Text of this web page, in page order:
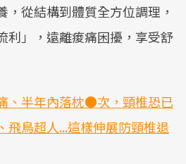
，從結構到體質全方位調理，
利」，遠離痠痛困擾，享受舒
、半年內落枕●次，頸椎恐已
飛鳥超人...這樣伸展防頸椎退